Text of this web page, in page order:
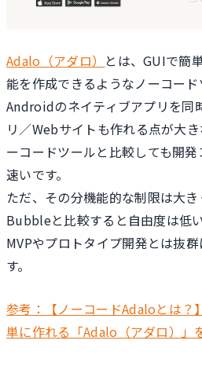
Adalo（アダロ） とは、GUIで簡
能を作成できるようなノーコー
Androidのネイティブアプリを同
リ／Webサイトも作れる点が大
ーコードツールと比較しても開
速いです。
ただ、その分機能的な制限は大
Bubbleと比較すると自由度は低い
MVPやプロトタイプ開発とは抜
す。
参考：【ノーコードAdaloとは？
単に作れる「Adalo（アダロ）」